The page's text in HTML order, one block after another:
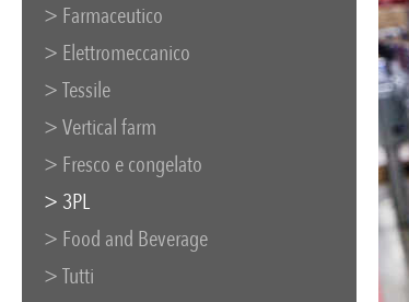
> Farmaceutico
> Elettromeccanico
> Tessile
> Vertical farm
> Fresco e congelato
> 3PL
> Food and Beverage
> Tutti